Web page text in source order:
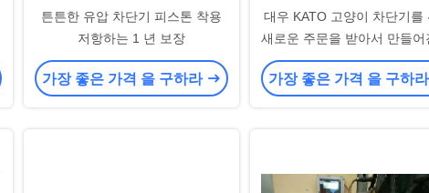
튼튼한 유압 차단기 피스톤 착용
저항하는 1 년 보장
가장 좋은 가격 을 구하라
대우 KATO 고양이 차단기를
새로운 주문을 받아서 만들어
스톤 유압 망치 100%
가장 좋은 가격 을 구하라